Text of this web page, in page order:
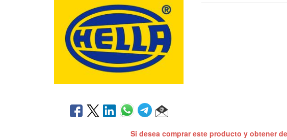
Si desea comprar este producto y obtener